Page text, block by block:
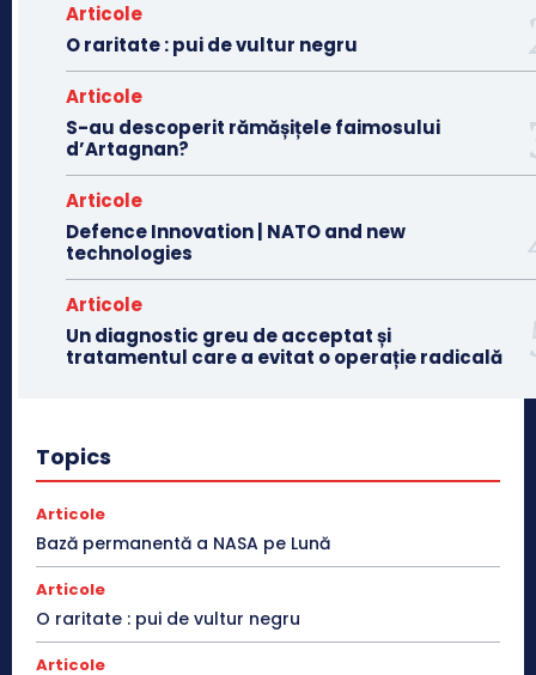
Articole
O raritate : pui de vultur negru
Articole
S-au descoperit rămășițele faimosului
d’Artagnan?
Articole
Defence Innovation | NATO and new
technologies
Articole
Un diagnostic greu de acceptat și
tratamentul care a evitat o operație radicală
Topics
Articole
Bază permanentă a NASA pe Lună
Articole
O raritate : pui de vultur negru
Articole